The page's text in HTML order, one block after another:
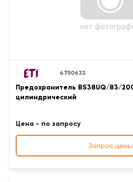
4750633
Предохранитель BS38UQ/83/
цилиндрический
Цена - по запросу
Запрос цены